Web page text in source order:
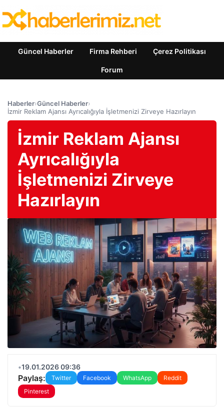
Güncel Haberler Firma Rehberi Çerez Politikası
Forum
Haberler›Güncel Haberler›
İzmir Reklam Ajansı Ayrıcalığıyla İşletmenizi Zirveye Hazırlayın
İzmir Reklam Ajansı
Ayrıcalığıyla
İşletmenizi Zirveye
Hazırlayın
•19.01.2026 09:36
Paylaş: Twitter Facebook WhatsApp
Reddit
Pinterest